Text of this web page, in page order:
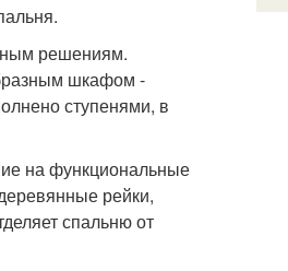
решениям.
шкафом -
ступенями, в
на функциональные
рейки,
спальню от